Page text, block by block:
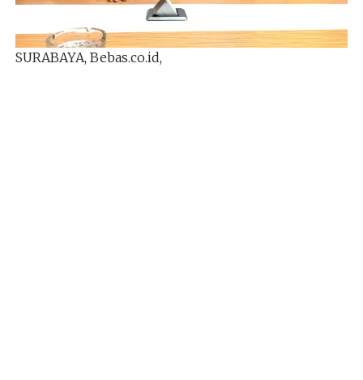
SURABAYA, Bebas.co.id,